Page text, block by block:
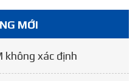
MỚI
không xác định